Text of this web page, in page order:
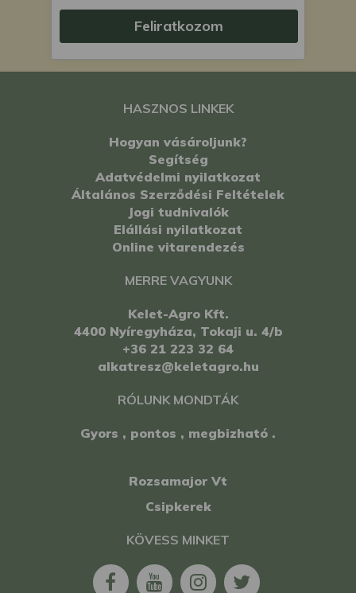
Feliratkozom
HASZNOS LINKEK
Hogyan vásároljunk?
Segítség
Adatvédelmi nyilatkozat
Általános Szerződési Feltételek
Jogi tudnivalók
Elállási nyilatkozat
Online vitarendezés
MERRE VAGYUNK
Kelet-Agro Kft.
4400 Nyíregyháza, Tokaji u. 4/b
+36 21 223 32 64
alkatresz@keletagro.hu
RÓLUNK MONDTÁK
Gyors , pontos , megbizható .
Rozsamajor Vt
Csipkerek
KÖVESS MINKET